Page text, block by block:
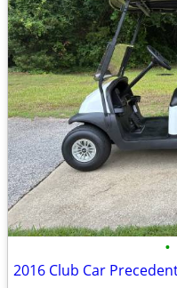
•
2016 Club Car